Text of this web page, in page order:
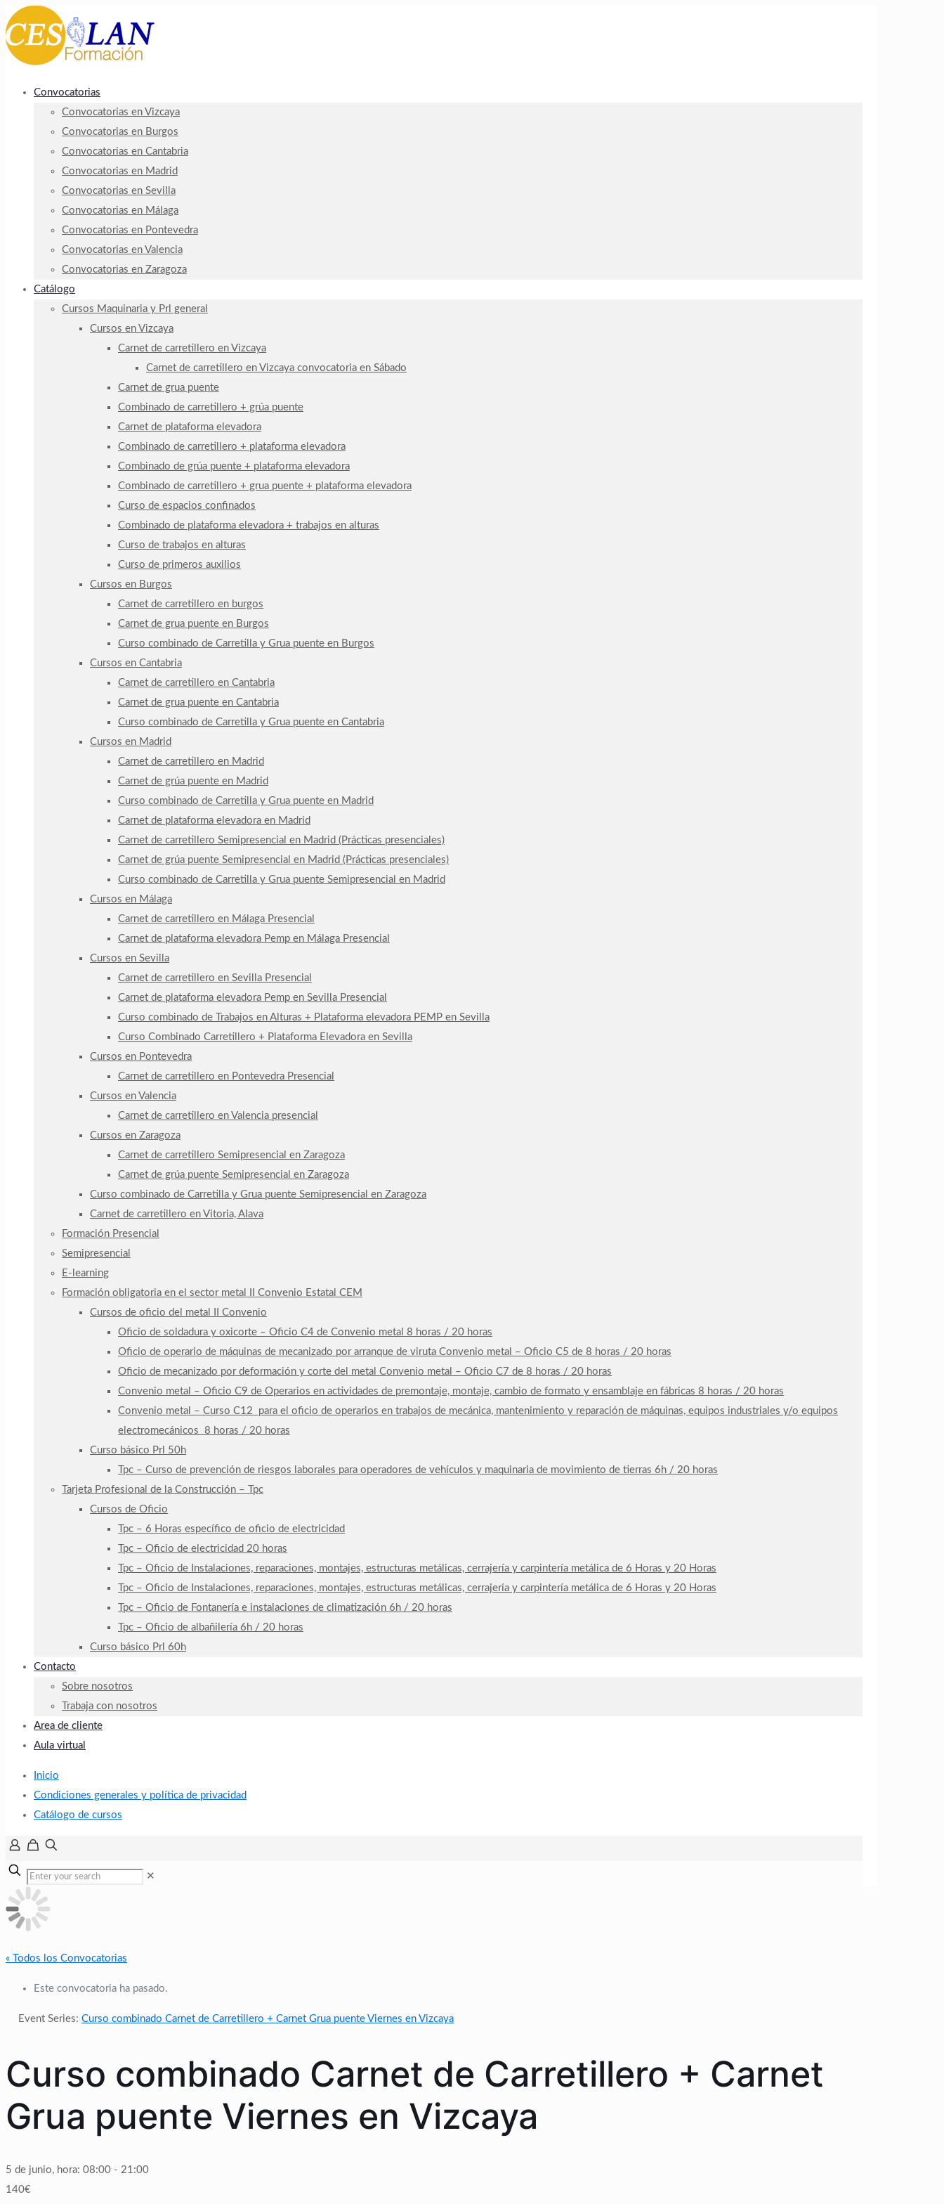
Convocatorias
Convocatorias en Vizcaya
Convocatorias en Burgos
Convocatorias en Cantabria
Convocatorias en Madrid
Convocatorias en Sevilla
Convocatorias en Málaga
Convocatorias en Pontevedra
Convocatorias en Valencia
Convocatorias en Zaragoza
Catálogo
Cursos Maquinaria y Prl general
Cursos en Vizcaya
Carnet de carretillero en Vizcaya
Carnet de carretillero en Vizcaya convocatoria en Sábado
Carnet de grua puente
Combinado de carretillero + grúa puente
Carnet de plataforma elevadora
Combinado de carretillero + plataforma elevadora
Combinado de grúa puente + plataforma elevadora
Combinado de carretillero + grua puente + plataforma elevadora
Curso de espacios confinados
Combinado de plataforma elevadora + trabajos en alturas
Curso de trabajos en alturas
Curso de primeros auxilios
Cursos en Burgos
Carnet de carretillero en burgos
Carnet de grua puente en Burgos
Curso combinado de Carretilla y Grua puente en Burgos
Cursos en Cantabria
Carnet de carretillero en Cantabria
Carnet de grua puente en Cantabria
Curso combinado de Carretilla y Grua puente en Cantabria
Cursos en Madrid
Carnet de carretillero en Madrid
Carnet de grúa puente en Madrid
Curso combinado de Carretilla y Grua puente en Madrid
Carnet de plataforma elevadora en Madrid
Carnet de carretillero Semipresencial en Madrid (Prácticas presenciales)
Carnet de grúa puente Semipresencial en Madrid (Prácticas presenciales)
Curso combinado de Carretilla y Grua puente Semipresencial en Madrid
Cursos en Málaga
Carnet de carretillero en Málaga Presencial
Carnet de plataforma elevadora Pemp en Málaga Presencial
Cursos en Sevilla
Carnet de carretillero en Sevilla Presencial
Carnet de plataforma elevadora Pemp en Sevilla Presencial
Curso combinado de Trabajos en Alturas + Plataforma elevadora PEMP en Sevilla
Curso Combinado Carretillero + Plataforma Elevadora en Sevilla
Cursos en Pontevedra
Carnet de carretillero en Pontevedra Presencial
Cursos en Valencia
Carnet de carretillero en Valencia presencial
Cursos en Zaragoza
Carnet de carretillero Semipresencial en Zaragoza
Carnet de grúa puente Semipresencial en Zaragoza
Curso combinado de Carretilla y Grua puente Semipresencial en Zaragoza
Carnet de carretillero en Vitoria, Alava
Formación Presencial
Semipresencial
E-learning
Formación obligatoria en el sector metal II Convenio Estatal CEM
Cursos de oficio del metal II Convenio
Oficio de soldadura y oxicorte – Oficio C4 de Convenio metal 8 horas / 20 horas
Oficio de operario de máquinas de mecanizado por arranque de viruta Convenio metal – Oficio C5 de 8 horas / 20 horas
Oficio de mecanizado por deformación y corte del metal Convenio metal – Oficio C7 de 8 horas / 20 horas
Convenio metal – Oficio C9 de Operarios en actividades de premontaje, montaje, cambio de formato y ensamblaje en fábricas 8 horas / 20 horas
Convenio metal – Curso C12 para el oficio de operarios en trabajos de mecánica, mantenimiento y reparación de máquinas, equipos industriales y/o equipos
electromecánicos 8 horas / 20 horas
Curso básico Prl 50h
Tpc – Curso de prevención de riesgos laborales para operadores de vehículos y maquinaria de movimiento de tierras 6h / 20 horas
Tarjeta Profesional de la Construcción – Tpc
Cursos de Oficio
Tpc – 6 Horas específico de oficio de electricidad
Tpc – Oficio de electricidad 20 horas
Tpc – Oficio de Instalaciones, reparaciones, montajes, estructuras metálicas, cerrajería y carpintería metálica de 6 Horas y 20 Horas
Tpc – Oficio de Instalaciones, reparaciones, montajes, estructuras metálicas, cerrajería y carpintería metálica de 6 Horas y 20 Horas
Tpc – Oficio de Fontanería e instalaciones de climatización 6h / 20 horas
Tpc – Oficio de albañilería 6h / 20 horas
Curso básico Prl 60h
Contacto
Sobre nosotros
Trabaja con nosotros
Area de cliente
Aula virtual
Inicio
Condiciones generales y política de privacidad
Catálogo de cursos
✕
« Todos los Convocatorias
Este convocatoria ha pasado.
Event Series: Curso combinado Carnet de Carretillero + Carnet Grua puente Viernes en Vizcaya
Curso combinado Carnet de Carretillero + Carnet
Grua puente Viernes en Vizcaya
5 de junio, hora: 08:00 - 21:00
140€